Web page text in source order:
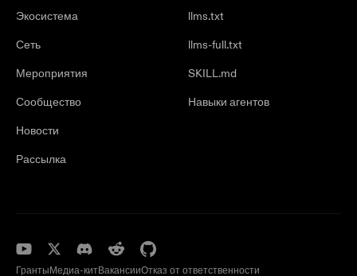
Экосистема
Сеть
Мероприятия
Сообщество
Новости
Рассылка
llms.txt
llms-full.txt
SKILL.md
Навыки агентов
ГрантыМедиа-китВакансииОтказ от ответственности